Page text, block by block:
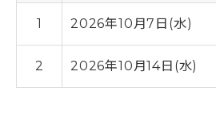
1 2026年10月7日(水)
2 2026年10月14日(水)